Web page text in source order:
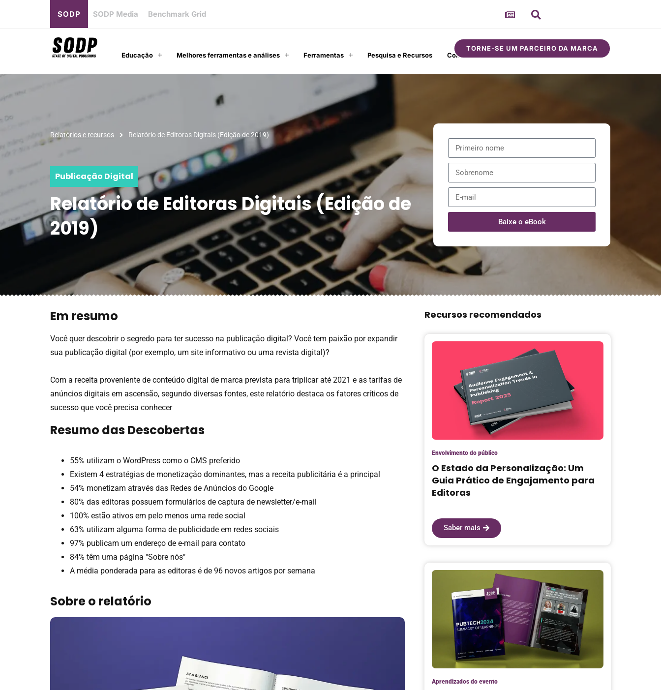
SODP SODP Media Benchmark Grid
Educação Melhores ferramentas e análises Ferramentas Pesquisa e Recursos Comunidade
TORNE-SE UM PARCEIRO DA MARCA
Relatórios e recursos > Relatório de Editoras Digitais (Edição de 2019)
Publicação Digital
Relatório de Editoras Digitais (Edição de
2019)
Baixe o eBook
Em resumo
Você quer descobrir o segredo para ter sucesso na publicação digital? Você tem paixão por expandir
sua publicação digital (por exemplo, um site informativo ou uma revista digital)?
Com a receita proveniente de conteúdo digital de marca prevista para triplicar até 2021 e as tarifas de
anúncios digitais em ascensão, segundo diversas fontes, este relatório destaca os fatores críticos de
sucesso que você precisa conhecer
Resumo das Descobertas
55% utilizam o WordPress como o CMS preferido
Existem 4 estratégias de monetização dominantes, mas a receita publicitária é a principal
54% monetizam através das Redes de Anúncios do Google
80% das editoras possuem formulários de captura de newsletter/e-mail
100% estão ativos em pelo menos uma rede social
63% utilizam alguma forma de publicidade em redes sociais
97% publicam um endereço de e-mail para contato
84% têm uma página "Sobre nós"
A média ponderada para as editoras é de 96 novos artigos por semana
Sobre o relatório
Recursos recomendados
Envolvimento do público
O Estado da Personalização: Um
Guia Prático de Engajamento para
Editoras
Saber mais
Aprendizados do evento